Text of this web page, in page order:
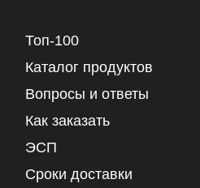
Топ-100
Каталог продуктов
Вопросы и ответы
Как заказать
ЭСП
Сроки доставки